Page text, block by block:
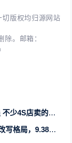
版权均归源网站
除。邮箱：
的越多亏的越多
万元起上高阶智驾